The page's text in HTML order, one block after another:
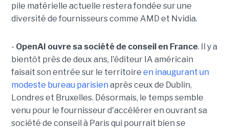
pile matérielle actuelle restera fondée sur une
diversité de fournisseurs comme AMD et Nvidia.
- OpenAI ouvre sa société de conseil en France. Il y a
bientôt près de deux ans, l'éditeur IA américain
faisait son entrée sur le territoire en inaugurant un
modeste bureau parisien après ceux de Dublin,
Londres et Bruxelles. Désormais, le temps semble
venu pour le fournisseur d'accélérer en ouvrant sa
société de conseil à Paris qui pourrait bien se